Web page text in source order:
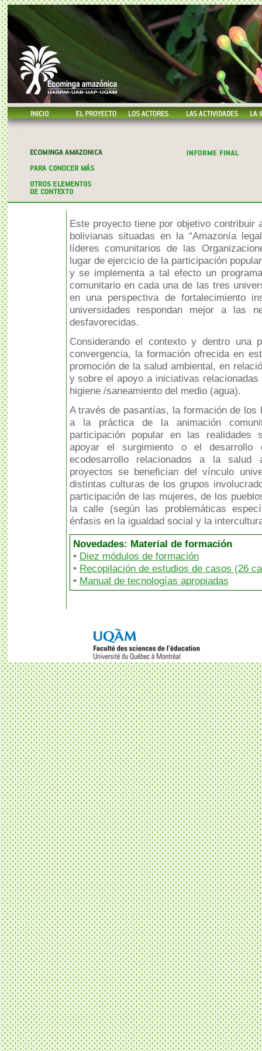
Este proyecto tiene por objetivo contribuir
bolivianas situadas en la “Amazonía
líderes comunitarios de las
lugar de ejercicio de la participación
y se implementa a tal efecto un
comunitario en cada una de las tres
en una perspectiva de fortalecimiento
universidades respondan mejor a las
desfavorecidas.
Considerando el contexto y dentro una
convergencia, la formación ofrecida en
promoción de la salud ambiental, en
y sobre el apoyo a iniciativas
higiene /saneamiento del medio (agua).
A través de pasantías, la formación de
a la práctica de la animación
participación popular en las realidades
apoyar el surgimiento o el desarrollo
ecodesarrollo relacionados a la
proyectos se benefician del vínculo
distintas culturas de los grupos
participación de las mujeres, de los
la calle (según las problemáticas
énfasis en la igualdad social y la
Novedades: Material de formación
• Diez módulos de formación
• Recopilación de estudios de casos (26
• Manual de tecnologías apropiadas